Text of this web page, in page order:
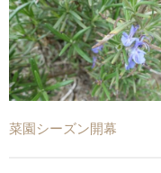
菜園シーズン開幕